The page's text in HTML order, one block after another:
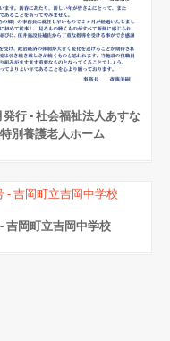
行 - 社会福祉法人あすな
別養護老人ホーム
吉岡町立吉岡中学校